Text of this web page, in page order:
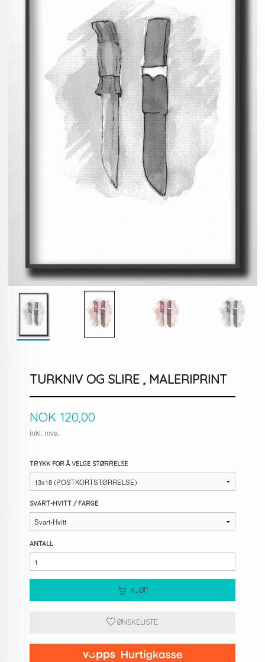
TURKNIV OG SLIRE , MALERIPRINT
Pris
NOK 120,00
inkl. mva.
TRYKK FOR Å VELGE STØRRELSE
SVART-HVITT / FARGE
ANTALL
KJØP
ØNSKELISTE